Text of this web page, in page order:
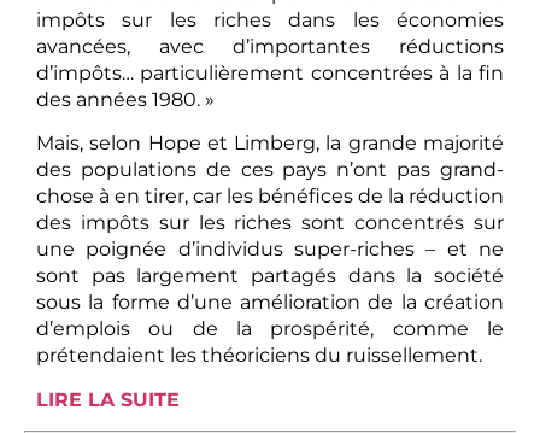
impôts sur les riches dans les économies
avancées, avec d’importantes réductions
d’impôts… particulièrement concentrées à la fin
des années 1980. »
Mais, selon Hope et Limberg, la grande majorité
des populations de ces pays n’ont pas grand-
chose à en tirer, car les bénéfices de la réduction
des impôts sur les riches sont concentrés sur
une poignée d’individus super-riches – et ne
sont pas largement partagés dans la société
sous la forme d’une amélioration de la création
d’emplois ou de la prospérité, comme le
prétendaient les théoriciens du ruissellement.
LIRE LA SUITE